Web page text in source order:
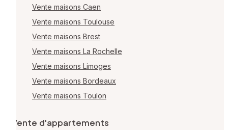
Vente maisons Caen
Vente maisons Toulouse
Vente maisons Brest
Vente maisons La Rochelle
Vente maisons Limoges
Vente maisons Bordeaux
Vente maisons Toulon
Vente d'appartements